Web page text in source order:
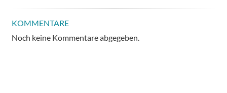
KOMMENTARE
Noch keine Kommentare abgegeben.